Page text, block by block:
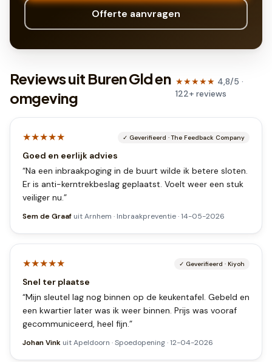
Offerte aanvragen
Reviews uit Buren Gld en
omgeving
★★★★★ 4,8/5 ·
122+ reviews
★★★★★ ✓ Geverifieerd ·The Feedback Company
Goed en eerlijk advies
“Na een inbraakpoging in de buurt wilde ik betere sloten.
Er is anti-kerntrekbeslag geplaatst. Voelt weer een stuk
veiliger nu.”
Sem de Graaf uitArnhem · Inbraakpreventie·14-05-2026
★★★★★ ✓ Geverifieerd · Kiyoh
Snel ter plaatse
“Mijn sleutel lag nog binnen op de keukentafel. Gebeld en
een kwartier later was ik weer binnen. Prijs was vooraf
gecommuniceerd, heel fijn.”
Johan Vink uitApeldoorn ·Spoedopening·12-04-2026